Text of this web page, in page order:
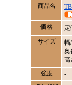
商品名
価格 定
サイズ
幅
奥
高
強度
-